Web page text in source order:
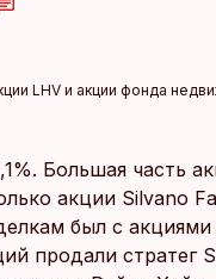
LHV и акции фонда
Большая часть
акции Silvano
был с акциями
продали стратег